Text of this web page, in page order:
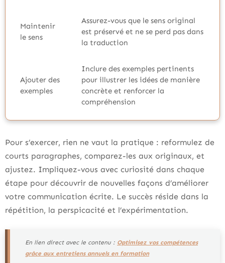
Maintenir
le sens
Assurez-vous que le sens original
est préservé et ne se perd pas dans
la traduction
Ajouter des
exemples
Inclure des exemples pertinents
pour illustrer les idées de manière
concrète et renforcer la
compréhension
Pour s’exercer, rien ne vaut la pratique : reformulez de
courts paragraphes, comparez-les aux originaux, et
ajustez. Impliquez-vous avec curiosité dans chaque
étape pour découvrir de nouvelles façons d’améliorer
votre communication écrite. Le succès réside dans la
répétition, la perspicacité et l’expérimentation.
En lien direct avec le contenu : Optimisez vos compétences
grâce aux entretiens annuels en formation